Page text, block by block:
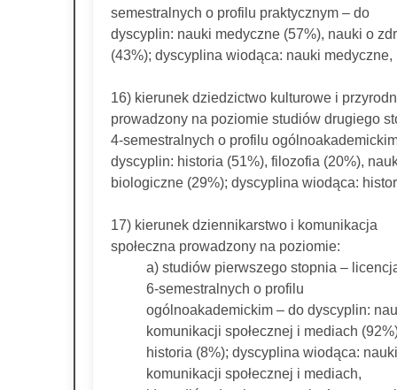
semestralnych o profilu praktycznym – do
dyscyplin: nauki medyczne (57%), nauki o
(43%); dyscyplina wiodąca: nauki medyczne,
16) kierunek dziedzictwo kulturowe i
prowadzony na poziomie studiów drugiego
4-semestralnych o profilu
dyscyplin: historia (51%), filozofia (20%),
biologiczne (29%); dyscyplina wiodąca:
17) kierunek dziennikarstwo i komunikacja
społeczna prowadzony na poziomie:
a) studiów pierwszego stopnia –
6-semestralnych o profilu
ogólnoakademickim – do dyscyplin:
komunikacji społecznej i mediach
historia (8%); dyscyplina wiodąca:
komunikacji społecznej i mediach,